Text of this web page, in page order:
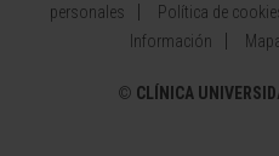
personales
Política de
Información
© CLÍNICA